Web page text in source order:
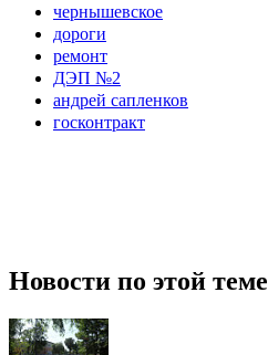
чернышевское
дороги
ремонт
ДЭП №2
андрей сапленков
госконтракт
Новости по этой теме